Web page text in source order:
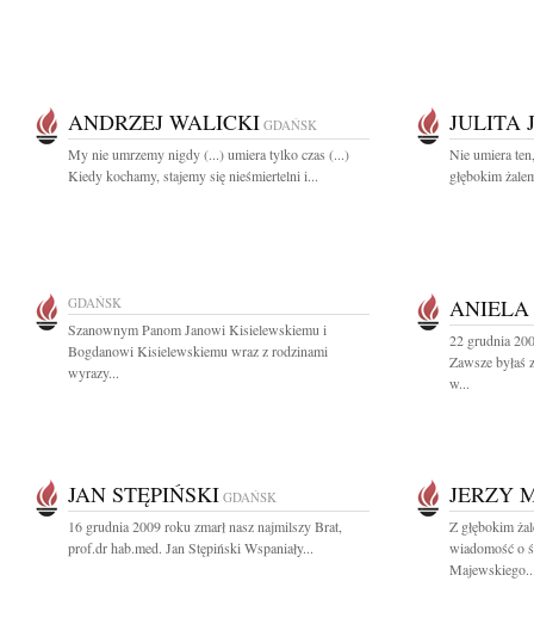
ANDRZEJ WALICKI GDAŃSK
My nie umrzemy nigdy (...) umiera tylko czas (...)
Kiedy kochamy, stajemy się nieśmiertelni i...
JULITA
Nie umiera
głębokim
GDAŃSK
Szanownym Panom Janowi Kisielewskiemu i
Bogdanowi Kisielewskiemu wraz z rodzinami
wyrazy...
22 grudnia
Zawsze
w...
JAN STĘPIŃSKI GDAŃSK
16 grudnia 2009 roku zmarł nasz najmilszy Brat,
prof.dr hab.med. Jan Stępiński Wspaniały...
JERZY
Z głębokim
wiadomość o